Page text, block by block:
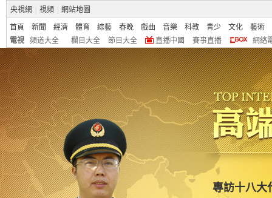
央視網 視頻 網站地圖
首頁 新聞 經濟 體育 綜藝 春晚 戲曲 音樂 科教 青少 文化
藝術
電視
頻道大全 欄目大全 節目大全 直播中國 賽事直播 網絡
專訪十八大